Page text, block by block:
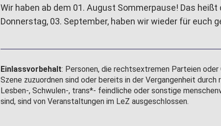
Wir haben ab dem 01. August Sommerpause! Das
Donnerstag, 03. September, haben wir wieder für euch
Einlassvorbehalt: Personen, die rechtsextremen Parteien
Szene zuzuordnen sind oder bereits in der Vergangenheit
Lesben-, Schwulen-, trans*- feindliche oder sonstige
sind, sind von Veranstaltungen im LeZ ausgeschlossen.